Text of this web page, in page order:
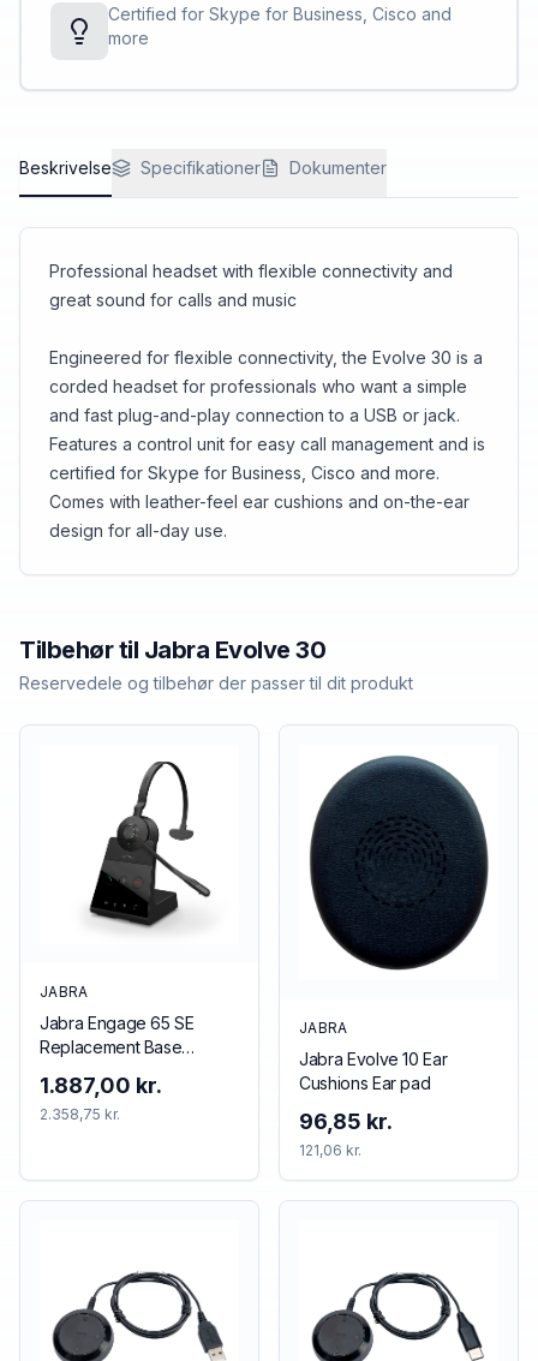
Certified for Skype for Business, Cisco and
more
Beskrivelse Specifikationer Dokumenter
Professional headset with flexible connectivity and
great sound for calls and music
Engineered for flexible connectivity, the Evolve 30 is a
corded headset for professionals who want a simple
and fast plug-and-play connection to a USB or jack.
Features a control unit for easy call management and is
certified for Skype for Business, Cisco and more.
Comes with leather-feel ear cushions and on-the-ear
design for all-day use.
Tilbehør til Jabra Evolve 30
Reservedele og tilbehør der passer til dit produkt
JABRA
Jabra Engage 65 SE
Replacement Base
1.887,00 kr.
2.358,75 kr.
JABRA
Jabra Evolve 10 Ear
Cushions Ear pad
96,85 kr.
121,06 kr.